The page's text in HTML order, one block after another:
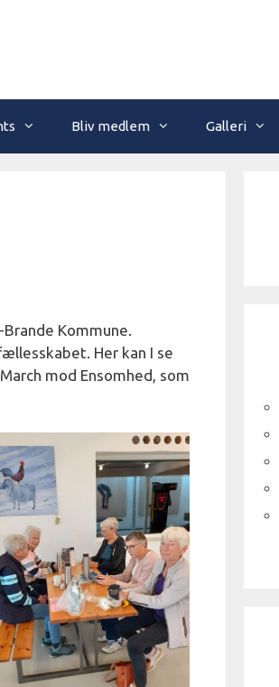
Bliv medlem Galleri
Kommune.
Her kan I se
mod Ensomhed, som